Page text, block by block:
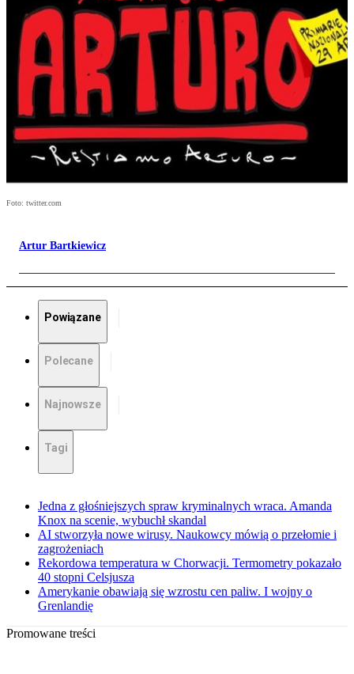
Foto: twitter.com
Artur Bartkiewicz
Powiązane
Polecane
Najnowsze
Tagi
Jedna z głośniejszych spraw kryminalnych wraca. Amanda
Knox na scenie, wybuchł skandal
AI stworzyła nowe wirusy. Naukowcy mówią o przełomie i
zagrożeniach
Rekordowa temperatura w Chorwacji. Termometry pokazało
40 stopni Celsjusza
Amerykanie obawiają się wzrostu cen paliw. I wojny o
Grenlandię
Promowane treści